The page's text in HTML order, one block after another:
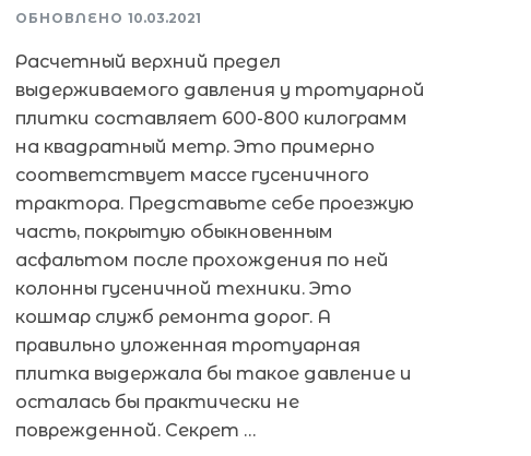
ОБНОВЛЕНО 10.03.2021
Расчетный верхний предел
выдерживаемого давления у тротуарной
плитки составляет 600-800 килограмм
на квадратный метр. Это примерно
соответствует массе гусеничного
трактора. Представьте себе проезжую
часть, покрытую обыкновенным
асфальтом после прохождения по ней
колонны гусеничной техники. Это
кошмар служб ремонта дорог. А
правильно уложенная тротуарная
плитка выдержала бы такое давление и
осталась бы практически не
поврежденной. Секрет …